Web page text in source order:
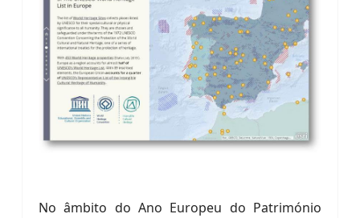
No âmbito do Ano Europeu do Património